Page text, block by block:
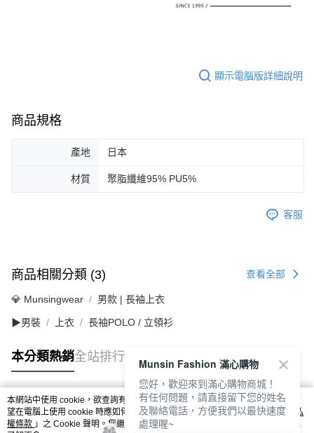
顯示電腦版詳細說明
商品規格
產地 日本
材質 聚脂纖維95% PU5%
客服
商品相關分類 (3) 查看全部
💎 Munsingwear 男款 | 長袖上衣
▶男裝 上衣 長袖POLO / 立領衫
本分類熱銷全站排行
熱門標籤
本網站中使用 cookie，欲查詢有關本網站使用 cookie 方式之詳情，及若您不希
望在電腦上使用 cookie 時應如何變更電腦的 cookie 設定，請參閱本網站「
隱私
權條款 」之 Cookie 聲明。您繼續使用本網站即表示您同意本公司得按本網站使
Munsin Fashion 滿心購物
您好，歡迎來到滿心購物商城！
有任何問題，請直接留下您的姓名
及聯絡電話，方便我們以最快速度
處理喔~